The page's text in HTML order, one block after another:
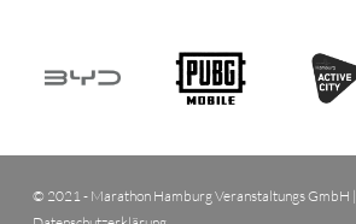
© 2021 - Marathon Hamburg Veranstaltungs GmbH |